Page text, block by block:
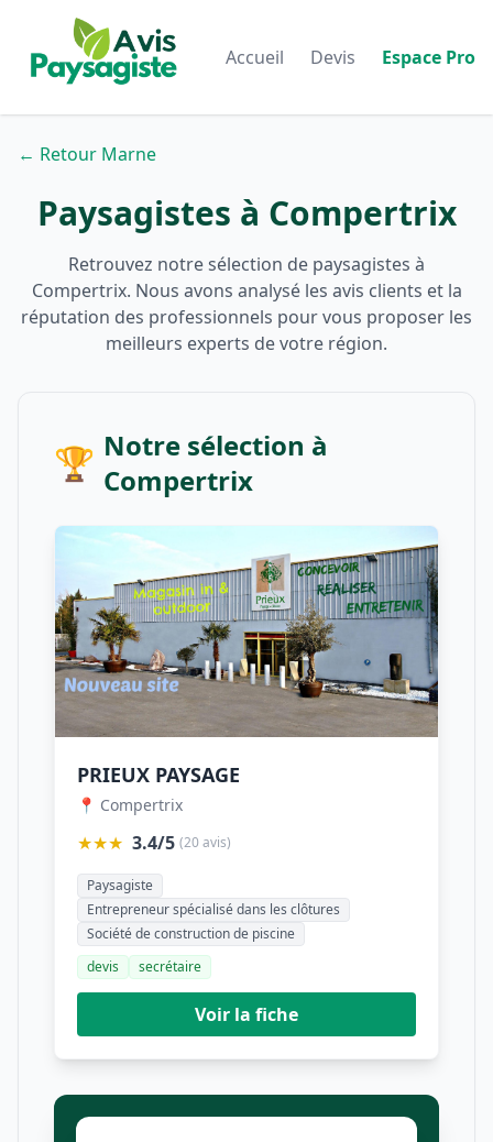
Accueil Devis Espace Pro
← Retour Marne
Paysagistes à Compertrix
Retrouvez notre sélection de paysagistes à
Compertrix. Nous avons analysé les avis clients et la
réputation des professionnels pour vous proposer les
meilleurs experts de votre région.
🏆 Notre sélection à
Compertrix
PRIEUX PAYSAGE
📍 Compertrix
★★★ 3.4/5 (20 avis)
Paysagiste
Entrepreneur spécialisé dans les clôtures
Société de construction de piscine
devis
secrétaire
Voir la fiche